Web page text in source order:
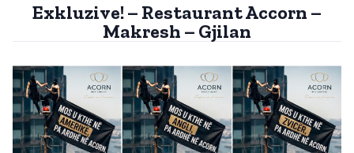
Exkluzive! – Restaurant Accorn –
Makresh – Gjilan